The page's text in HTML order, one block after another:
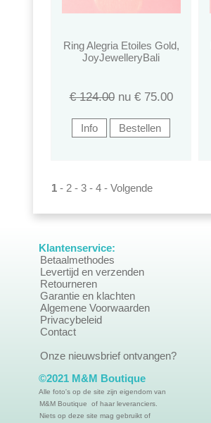
Ring Alegria Etoiles Gold,
JoyJewelleryBali
€ 124.00nu € 75.00
1 - 2 - 3 - 4 - Volgende
Klantenservice:
Betaalmethodes
Levertijd en verzenden
Retourneren
Garantie en klachten
Algemene Voorwaarden
Privacybeleid
Contact
Onze nieuwsbrief ontvangen?
©2021 M&M Boutique
Alle foto's op de site zijn eigendom van
M&M Boutique of haar leveranciers.
Niets op deze site mag gebruikt of